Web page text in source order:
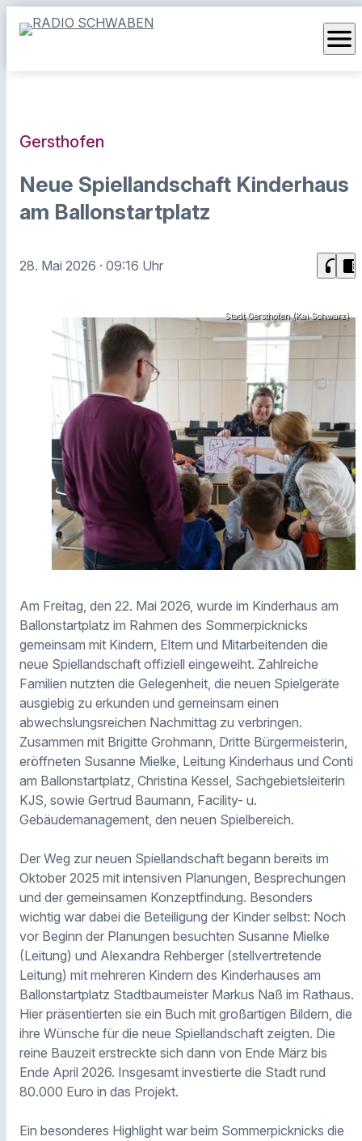
menu
Gersthofen
Neue Spiellandschaft Kinderhaus
am Ballonstartplatz
28. Mai 2026 · 09:16 Uhr headphones chrome_reader_mode
Stadt Gersthofen (Kai Schwarz)
Am Freitag, den 22. Mai 2026, wurde im Kinderhaus am
Ballonstartplatz im Rahmen des Sommerpicknicks
gemeinsam mit Kindern, Eltern und Mitarbeitenden die
neue Spiellandschaft offiziell eingeweiht. Zahlreiche
Familien nutzten die Gelegenheit, die neuen Spielgeräte
ausgiebig zu erkunden und gemeinsam einen
abwechslungsreichen Nachmittag zu verbringen.
Zusammen mit Brigitte Grohmann, Dritte Bürgermeisterin,
eröffneten Susanne Mielke, Leitung Kinderhaus und Conti
am Ballonstartplatz, Christina Kessel, Sachgebietsleiterin
KJS, sowie Gertrud Baumann, Facility- u.
Gebäudemanagement, den neuen Spielbereich.
Der Weg zur neuen Spiellandschaft begann bereits im
Oktober 2025 mit intensiven Planungen, Besprechungen
und der gemeinsamen Konzeptfindung. Besonders
wichtig war dabei die Beteiligung der Kinder selbst: Noch
vor Beginn der Planungen besuchten Susanne Mielke
(Leitung) und Alexandra Rehberger (stellvertretende
Leitung) mit mehreren Kindern des Kinderhauses am
Ballonstartplatz Stadtbaumeister Markus Naß im Rathaus.
Hier präsentierten sie ein Buch mit großartigen Bildern, die
ihre Wünsche für die neue Spiellandschaft zeigten. Die
reine Bauzeit erstreckte sich dann von Ende März bis
Ende April 2026. Insgesamt investierte die Stadt rund
80.000 Euro in das Projekt.
Ein besonderes Highlight war beim Sommerpicknicks die